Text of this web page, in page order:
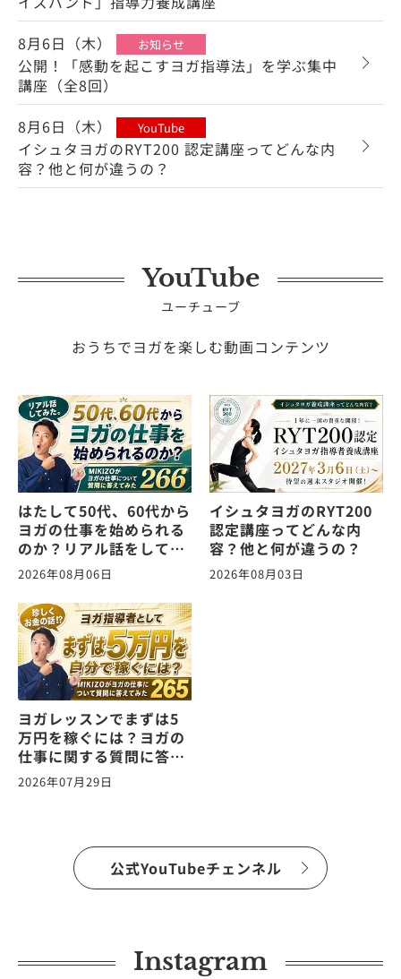
8月6日（木）
お知らせ
公開！「感動を起こすヨガ指導法」を学ぶ集中
講座（全8回）
8月6日（木）
YouTube
イシュタヨガのRYT200 認定講座ってどんな内
容？他と何が違うの？
YouTube
ユーチューブ
おうちでヨガを楽しむ動画コンテンツ
はたして50代、60代から
ヨガの仕事を始められる
のか？リアル話をしてみ
た。ヨガの仕事に関する
質問に答えます！
vol.266
2026年08月06日
イシュタヨガのRYT200
認定講座ってどんな内
容？他と何が違うの？
2026年08月03日
ヨガレッスンでまずは5
万円を稼ぐには？ヨガの
仕事に関する質問に答え
ます！vol.265
2026年07月29日
公式YouTubeチェンネル
Instagram